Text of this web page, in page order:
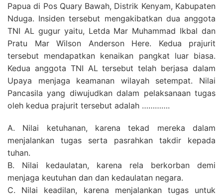
SEARCH
Papua di Pos Quary Bawah, Distrik Kenyam, Kabupaten
Nduga. Insiden tersebut mengakibatkan dua anggota
TNI AL gugur yaitu, Letda Mar Muhammad Ikbal dan
Pratu Mar Wilson Anderson Here. Kedua prajurit
tersebut mendapatkan kenaikan pangkat luar biasa.
Kedua anggota TNI AL tersebut telah berjasa dalam
Upaya menjaga keamanan wilayah setempat. Nilai
Pancasila yang diwujudkan dalam pelaksanaan tugas
oleh kedua prajurit tersebut adalah ………….
A. Nilai ketuhanan, karena tekad mereka dalam
menjalankan tugas serta pasrahkan takdir kepada
tuhan.
B. Nilai kedaulatan, karena rela berkorban demi
menjaga keutuhan dan dan kedaulatan negara.
C. Nilai keadilan, karena menjalankan tugas untuk